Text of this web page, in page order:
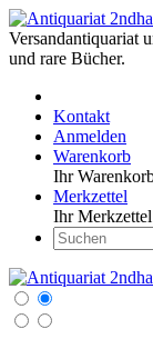
Versandantiquariat
und rare Bücher.
Kontakt
Anmelden
Warenkorb
Ihr
Merkzettel
Ihr Merkzettel